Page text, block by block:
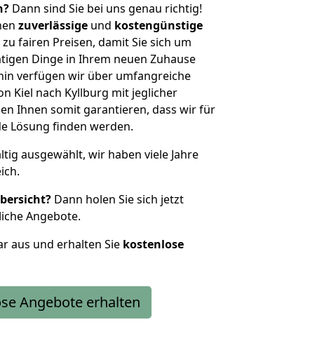
Dann sind Sie bei uns genau richtig!
zuverlässige und kostengünstige
zu fairen Preisen, damit Sie sich um
Dinge in Ihrem neuen Zuhause
verfügen wir über umfangreiche
Kiel nach Kyllburg mit jeglicher
Ihnen somit garantieren, dass wir für
Lösung finden werden.
ausgewählt, wir haben viele Jahre
Dann holen Sie sich jetzt
Angebote.
aus und erhalten Sie kostenlose
Angebote erhalten